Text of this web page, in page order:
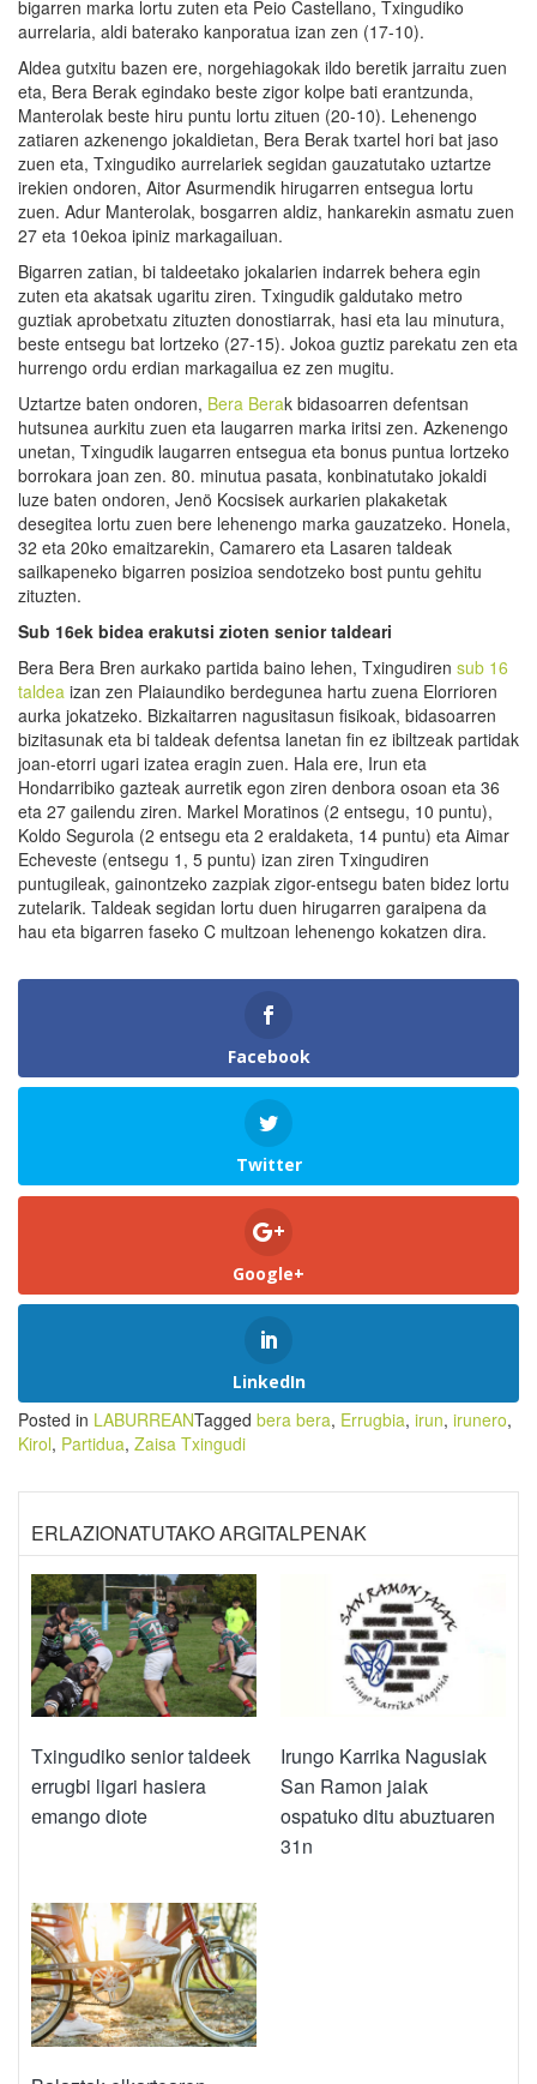
bigarren marka lortu zuten eta Peio Castellano, Txingudiko
aurrelaria, aldi baterako kanporatua izan zen (17-10).
Aldea gutxitu bazen ere, norgehiagokak ildo beretik jarraitu zuen
eta, Bera Berak egindako beste zigor kolpe bati erantzunda,
Manterolak beste hiru puntu lortu zituen (20-10). Lehenengo
zatiaren azkenengo jokaldietan, Bera Berak txartel hori bat jaso
zuen eta, Txingudiko aurrelariek segidan gauzatutako uztartze
irekien ondoren, Aitor Asurmendik hirugarren entsegua lortu
zuen. Adur Manterolak, bosgarren aldiz, hankarekin asmatu zuen
27 eta 10ekoa ipiniz markagailuan.
Bigarren zatian, bi taldeetako jokalarien indarrek behera egin
zuten eta akatsak ugaritu ziren. Txingudik galdutako metro
guztiak aprobetxatu zituzten donostiarrak, hasi eta lau minutura,
beste entsegu bat lortzeko (27-15). Jokoa guztiz parekatu zen eta
hurrengo ordu erdian markagailua ez zen mugitu.
Uztartze baten ondoren, Bera Berak bidasoarren defentsan
hutsunea aurkitu zuen eta laugarren marka iritsi zen. Azkenengo
unetan, Txingudik laugarren entsegua eta bonus puntua lortzeko
borrokara joan zen. 80. minutua pasata, konbinatutako jokaldi
luze baten ondoren, Jenö Kocsisek aurkarien plakaketak
desegitea lortu zuen bere lehenengo marka gauzatzeko. Honela,
32 eta 20ko emaitzarekin, Camarero eta Lasaren taldeak
sailkapeneko bigarren posizioa sendotzeko bost puntu gehitu
zituzten.
Sub 16ek bidea erakutsi zioten senior taldeari
Bera Bera Bren aurkako partida baino lehen, Txingudiren sub 16
taldea izan zen Plaiaundiko berdegunea hartu zuena Elorrioren
aurka jokatzeko. Bizkaitarren nagusitasun fisikoak, bidasoarren
bizitasunak eta bi taldeak defentsa lanetan fin ez ibiltzeak partidak
joan-etorri ugari izatea eragin zuen. Hala ere, Irun eta
Hondarribiko gazteak aurretik egon ziren denbora osoan eta 36
eta 27 gailendu ziren. Markel Moratinos (2 entsegu, 10 puntu),
Koldo Segurola (2 entsegu eta 2 eraldaketa, 14 puntu) eta Aimar
Echeveste (entsegu 1, 5 puntu) izan ziren Txingudiren
puntugileak, gainontzeko zazpiak zigor-entsegu baten bidez lortu
zutelarik. Taldeak segidan lortu duen hirugarren garaipena da
hau eta bigarren faseko C multzoan lehenengo kokatzen dira.
Facebook
Twitter
Google+
LinkedIn
Posted in LABURREANTagged bera bera, Errugbia, irun, irunero,
Kirol, Partidua, Zaisa Txingudi
ERLAZIONATUTAKO ARGITALPENAK
Txingudiko senior taldeek
errugbi ligari hasiera
emango diote
Irungo Karrika Nagusiak
San Ramon jaiak
ospatuko ditu abuztuaren
31n